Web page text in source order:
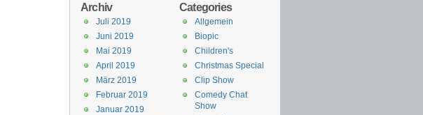
Categories
Allgemein
Biopic
Children's
Christmas Special
Clip Show
Comedy Chat
Show
Archiv
Juli 2019
Juni 2019
Mai 2019
April 2019
März 2019
Februar 2019
Januar 2019